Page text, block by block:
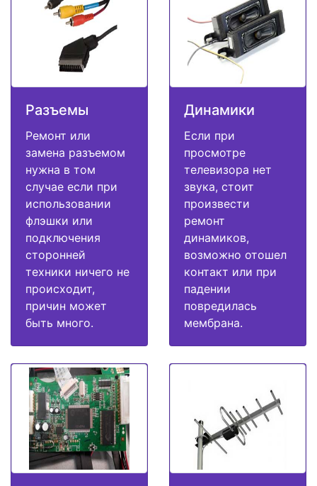
Разъемы
Ремонт или
замена разъемом
нужна в том
случае если при
использовании
флэшки или
подключения
сторонней
техники ничего не
происходит,
причин может
быть много.
Динамики
Если при
просмотре
телевизора нет
звука, стоит
произвести
ремонт
динамиков,
возможно отошел
контакт или при
падении
повредилась
мембрана.